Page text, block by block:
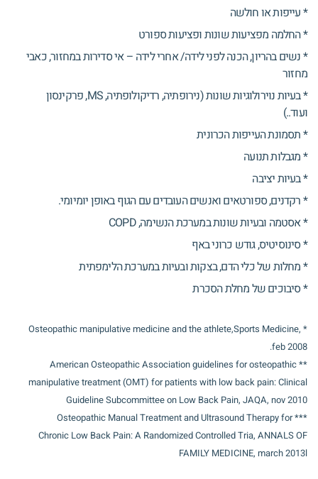
* עייפות או חולשה
* החלמה מפציעות שונות ופציעות ספורט
* נשים בהריון, הכנה לפני לידה/ אחרי לידה – אי סדירות במחזור, כאבי
מחזור
* בעיות נוירולוגיות שונות (נירופתיה, רדיקולופתיה, MS, פרקינסון
ועוד..)
* תסמונת העייפות הכרונית
* מגבלות תנועה
* בעיות יציבה
* רקדנים, ספורטאים ואנשים העובדים עם הגוף באופן יומיומי.
* אסטמה ובעיות שונות במערכת הנשימה, COPD
* סינוסיטיס, גודש כרוני באף
* מחלות של כלי הדם, בצקות ובעיות במערכת הלימפתית
* סיבוכים של מחלת הסכרת
* Osteopathic manipulative medicine and the athlete,Sports Medicine,
feb 2008.
** American Osteopathic Association guidelines for osteopathic
manipulative treatment (OMT) for patients with low back pain: Clinical
Guideline Subcommittee on Low Back Pain, JAQA, nov 2010
*** Osteopathic Manual Treatment and Ultrasound Therapy for
Chronic Low Back Pain: A Randomized Controlled Tria, ANNALS OF
FAMILY MEDICINE, march 2013l